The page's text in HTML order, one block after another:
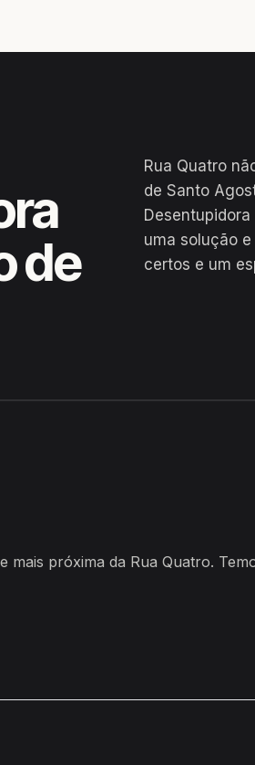
de
Rua Quatro
de Santo
uma solução
certos e um
mais próxima da Rua Quatro.